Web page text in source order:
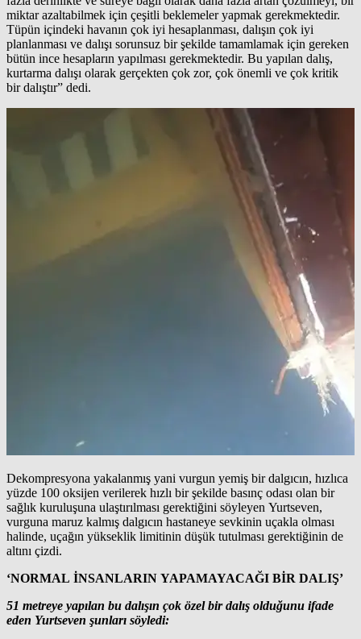
miktar azaltabilmek için çeşitli beklemeler yapmak gerekmektedir.
Tüpün içindeki havanın çok iyi hesaplanması, dalışın çok iyi
planlanması ve dalışı sorunsuz bir şekilde tamamlamak için gereken
bütün ince hesapların yapılması gerekmektedir. Bu yapılan dalış,
kurtarma dalışı olarak gerçekten çok zor, çok önemli ve çok kritik
bir dalıştır” dedi.
Dekompresyona yakalanmış yani vurgun yemiş bir dalgıcın, hızlıca
yüzde 100 oksijen verilerek hızlı bir şekilde basınç odası olan bir
sağlık kuruluşuna ulaştırılması gerektiğini söyleyen Yurtseven,
vurguna maruz kalmış dalgıcın hastaneye sevkinin uçakla olması
halinde, uçağın yükseklik limitinin düşük tutulması gerektiğinin de
altını çizdi.
‘NORMAL İNSANLARIN YAPAMAYACAĞI BİR DALIŞ’
51 metreye yapılan bu dalışın çok özel bir dalış olduğunu ifade
eden Yurtseven şunları söyledi: